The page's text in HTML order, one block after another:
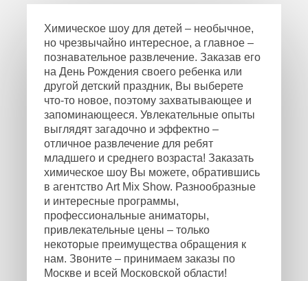
Химическое шоу для детей – необычное,
но чрезвычайно интересное, а главное –
познавательное развлечение. Заказав его
на День Рождения своего ребенка или
другой детский праздник, Вы выберете
что-то новое, поэтому захватывающее и
запоминающееся. Увлекательные опыты
выглядят загадочно и эффектно –
отличное развлечение для ребят
младшего и среднего возраста! Заказать
химическое шоу Вы можете, обратившись
в агентство Art Mix Show. Разнообразные
и интересные программы,
профессиональные аниматоры,
привлекательные цены – только
некоторые преимущества обращения к
нам. Звоните – принимаем заказы по
Москве и всей Московской области!